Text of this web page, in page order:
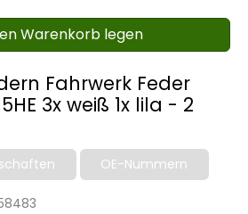
Fahrwerk Feder
3x weiß 1x lila - 2
OE-Nummern
Warenkorb legen